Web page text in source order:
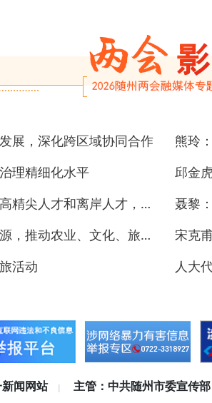
展，深化跨区域协同合作
理精细化水平
邱金
喻信东：进一步加大招才引智力度，引进高精尖人才和离岸人才，助力随州产业升级
聂黎
黄文博：依托随州农业、文化、旅游等资源，推动农业、文化、旅游、康养融合发展
活动
人大
闻网站 | 主管：中共随州市委宣传部